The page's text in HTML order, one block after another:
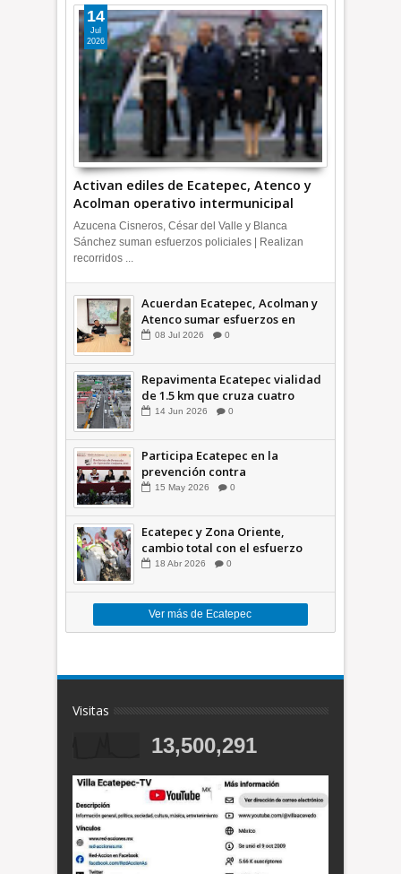
Activan ediles de Ecatepec, Atenco y
Acolman operativo intermunicipal
14
Jul
2026
Azucena Cisneros, César del Valle y Blanca
Sánchez suman esfuerzos policiales | Realizan
recorridos ...
Acuerdan Ecatepec, Acolman y
Atenco sumar esfuerzos en
seguridad
08 Jul 2026 0
Repavimenta Ecatepec vialidad
de 1.5 km que cruza cuatro
comunidades +Video
14 Jun 2026 0
Participa Ecatepec en la
prevención contra
inundaciones en el Valle de
15 May 2026 0
Ecatepec y Zona Oriente,
cambio total con el esfuerzo
conjunto: Azucena; retiran 21
18 Abr 2026 0
Ver más de Ecatepec
Visitas
13,500,291